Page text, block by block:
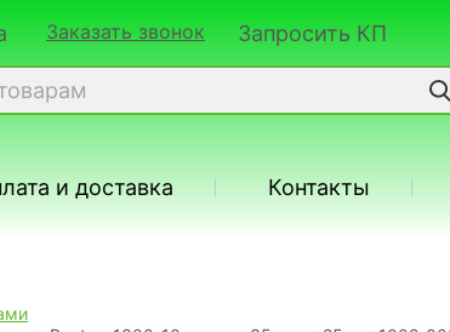
Заказать звонок Запросить КП
и доставка Контакты